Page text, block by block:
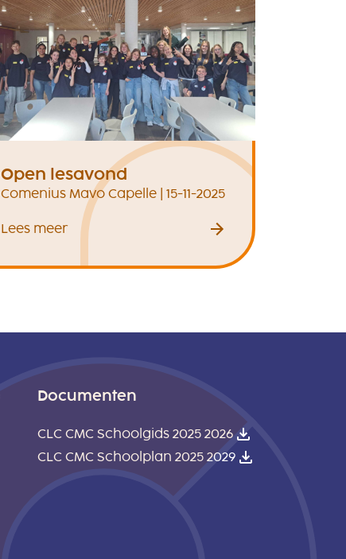
Open lesavond
Comenius Mavo Capelle | 15-11-2025
Lees meer
Documenten
CLC CMC Schoolgids 2025 2026
CLC CMC Schoolplan 2025 2029